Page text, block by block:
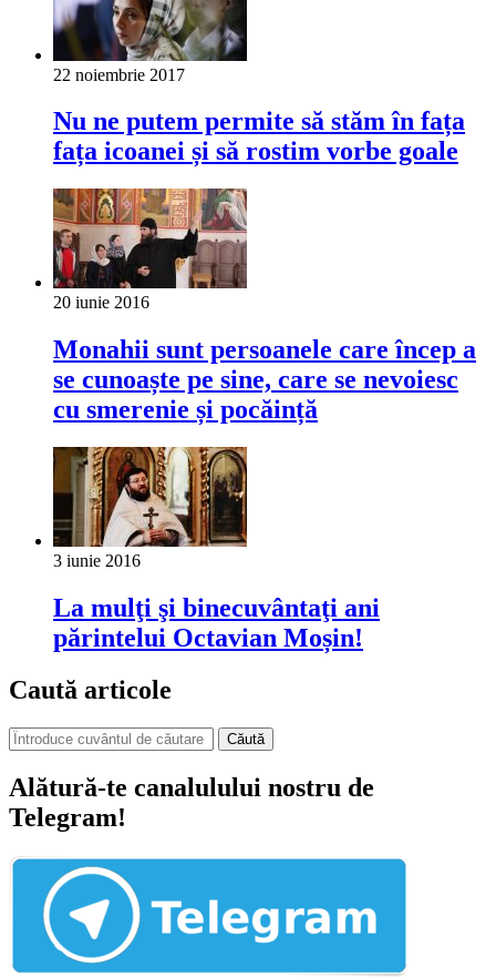
22 noiembrie 2017
Nu ne putem permite să stăm în fața
fața icoanei și să rostim vorbe goale
20 iunie 2016
Monahii sunt persoanele care încep a
se cunoaște pe sine, care se nevoiesc
cu smerenie și pocăință
3 iunie 2016
La mulţi şi binecuvântaţi ani
părintelui Octavian Moșin!
Caută articole
Căută
Alătură-te canalulului nostru de
Telegram!